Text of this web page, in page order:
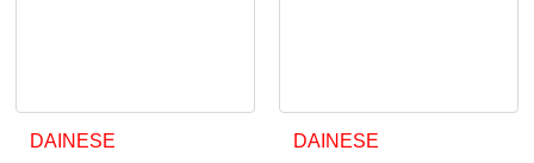
DAINESE
Dieses Produkt weist mehrere Varianten auf. Die
DAINESE
Dieses Produkt weist